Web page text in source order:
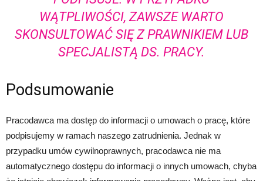
WĄTPLIWOŚCI, ZAWSZE WARTO
SKONSULTOWAĆ SIĘ Z PRAWNIKIEM LUB
SPECJALISTĄ DS. PRACY.
Podsumowanie
Pracodawca ma dostęp do informacji o umowach o pracę, które
podpisujemy w ramach naszego zatrudnienia. Jednak w
przypadku umów cywilnoprawnych, pracodawca nie ma
automatycznego dostępu do informacji o innych umowach, chyba